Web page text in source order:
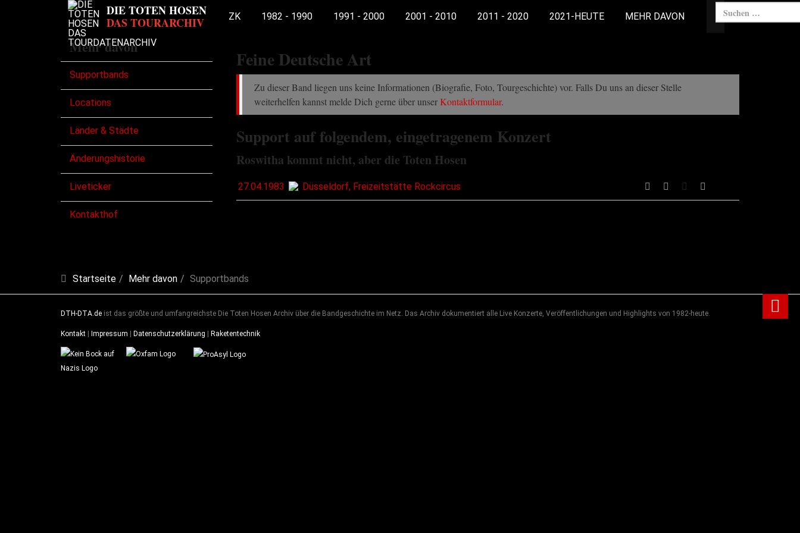
ZK 1982 - 1990 1991 - 2000 2001 - 2010 2011 - 2020 2021-HEUTE MEHR DAVON
Feine Deutsche Art
Zu dieser Band liegen uns keine Informationen (Biografie, Foto, Tourgeschichte) vor. Falls Du uns an dieser Stelle
weiterhelfen kannst melde Dich gerne über unser Kontaktformular.
Support auf folgendem, eingetragenem Konzert
Roswitha kommt nicht, aber die Toten Hosen
27.04.1983 Düsseldorf, Freizeitstätte Rockcircus
Mehr davon
Supportbands
Locations
Länder & Städte
Änderungshistorie
Liveticker
Kontakthof
Startseite Mehr davon Supportbands
DTH-DTA.de ist das größte und umfangreichste Die Toten Hosen Archiv über die Bandgeschichte im Netz. Das Archiv dokumentiert alle Live Konzerte, Veröffentlichungen und Highlights von 1982-heute.
Kontakt Impressum Datenschutzerklärung Raketentechnik